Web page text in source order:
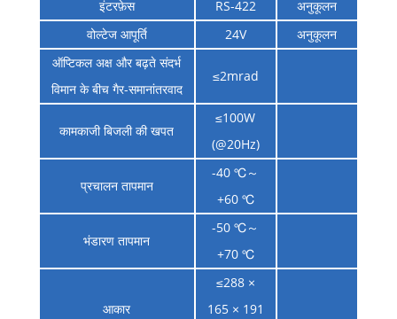
इंटरफ़ेस RS-422
अनुकूलन
वोल्टेज आपूर्ति
24V
अनुकूलन
ऑप्टिकल अक्ष और बढ़ते संदर्भ
विमान के बीच गैर-समानांतरवाद
≤2mrad
कामकाजी बिजली की खपत
≤100W
(@20Hz)
प्रचालन तापमान
-40 ℃～
+60 ℃
भंडारण तापमान
-50 ℃～
+70 ℃
आकार
≤288 ×
165 × 191